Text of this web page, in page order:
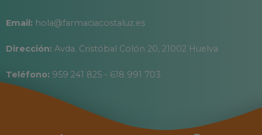
Email: hola@farmaciacostaluz.es
Dirección: Avda. Cristóbal Colón 20, 21002 Huelva
Teléfono: 959 241 825 - 618 991 703